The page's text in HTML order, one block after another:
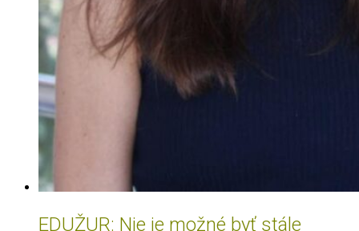
EDUŽUR: Nie je možné byť stále